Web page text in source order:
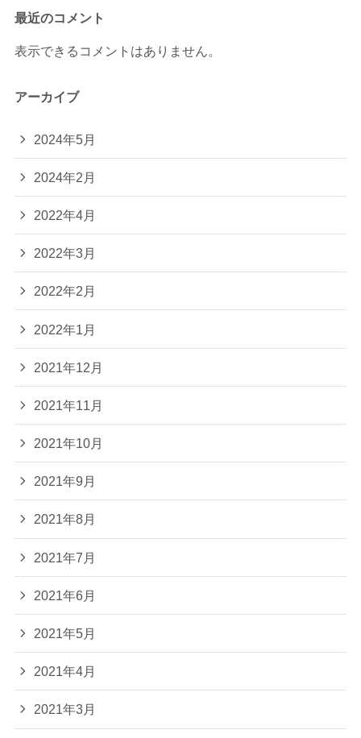
最近のコメント
表示できるコメントはありません。
アーカイブ
2024年5月
2024年2月
2022年4月
2022年3月
2022年2月
2022年1月
2021年12月
2021年11月
2021年10月
2021年9月
2021年8月
2021年7月
2021年6月
2021年5月
2021年4月
2021年3月